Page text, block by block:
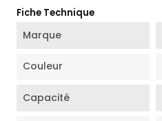
Fiche Technique
Marque
Couleur
Capacité